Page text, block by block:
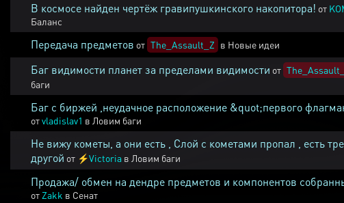
В космосе найден чертёж гравипушкинского накопитора! от
Баланс
Передача предметов от The_Assault_Z в Новые идеи
Баг видимости планет за пределами видимости от
баги
Баг с биржей ,неудачное расположение &quot;первого
отvladislav1 в Ловим баги
Не вижу кометы, а они есть , Слой с кометами пропал , есть
другой от ⚡Victoria в Ловим баги
Продажа/ обмен на дендре предметов и компонентов
от Zakk в Сенат